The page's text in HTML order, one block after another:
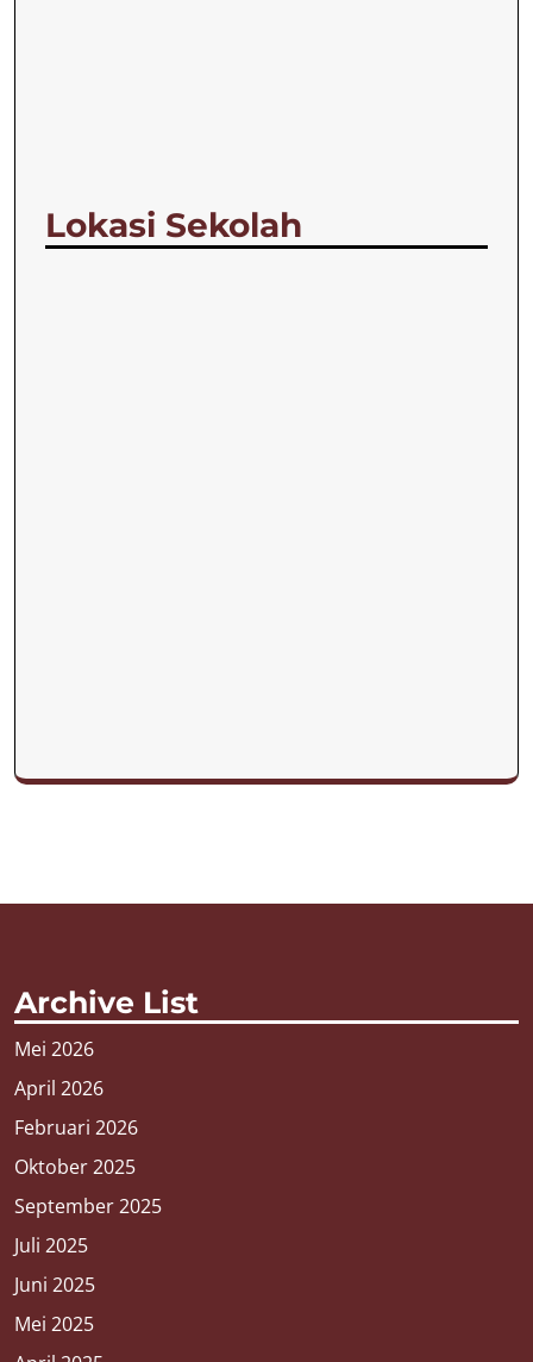
Lokasi Sekolah
Archive List
Mei 2026
April 2026
Februari 2026
Oktober 2025
September 2025
Juli 2025
Juni 2025
Mei 2025